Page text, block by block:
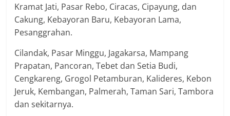
Kramat Jati, Pasar Rebo, Ciracas, Cipayung, dan
Cakung, Kebayoran Baru, Kebayoran Lama,
Pesanggrahan.
Cilandak, Pasar Minggu, Jagakarsa, Mampang
Prapatan, Pancoran, Tebet dan Setia Budi,
Cengkareng, Grogol Petamburan, Kalideres, Kebon
Jeruk, Kembangan, Palmerah, Taman Sari, Tambora
dan sekitarnya.